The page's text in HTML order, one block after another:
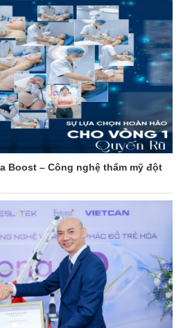
Boost – Công nghệ thẩm mỹ đột